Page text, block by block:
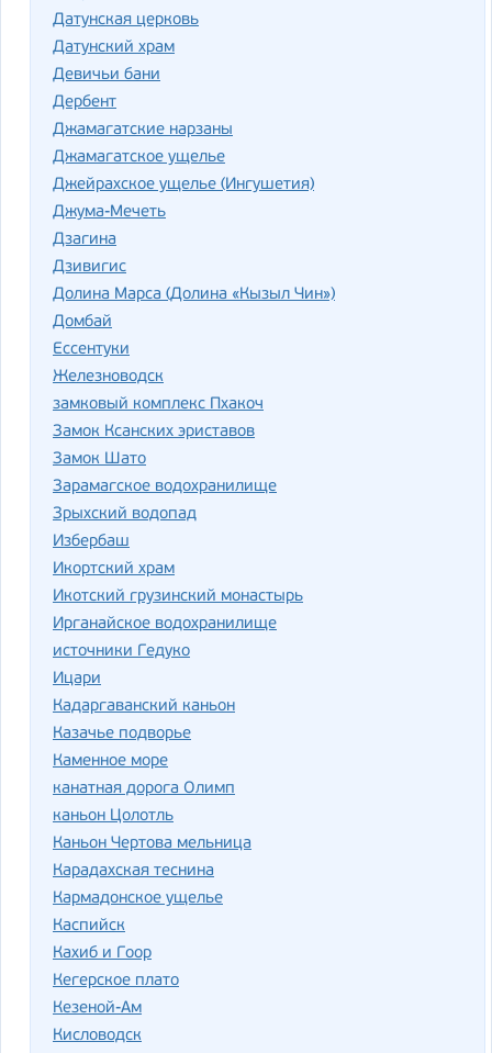
Датунская церковь
Датунский храм
Девичьи бани
Дербент
Джамагатские нарзаны
Джамагатское ущелье
Джейрахское ущелье (Ингушетия)
Джума-Мечеть
Дзагина
Дзивигис
Долина Марса (Долина «Кызыл Чин»)
Домбай
Ессентуки
Железноводск
замковый комплекс Пхакоч
Замок Ксанских эриставов
Замок Шато
Зарамагское водохранилище
Зрыхский водопад
Избербаш
Икортский храм
Икотский грузинский монастырь
Ирганайское водохранилище
источники Гедуко
Ицари
Кадаргаванский каньон
Казачье подворье
Каменное море
канатная дорога Олимп
каньон Цолотль
Каньон Чертова мельница
Карадахская теснина
Кармадонское ущелье
Каспийск
Кахиб и Гоор
Кегерское плато
Кезеной-Ам
Кисловодск